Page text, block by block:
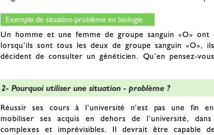
Exemple de situation-problème en biologie
Un homme et une femme de groupe sanguin «O»
lorsqu’ils sont tous les deux de groupe sanguin «O»,
décident de consulter un généticien. Qu’en pensez-
2- Pourquoi utiliser une situation - problème ?
Réussir ses cours à l’université n’est pas une fin
mobiliser ses acquis en dehors de l’université,
complexes et imprévisibles. Il devrait être capable